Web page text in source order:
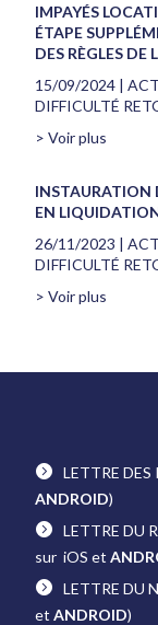
IMPAYÉS
ÉTAPE
DES RÈGLES
15/09/2024 |
DIFFICULTÉ
> Voir plus
INSTAURATION
EN
26/11/2023 |
DIFFICULTÉ
> Voir plus
LETTRE DES
ANDROID)
LETTRE DU
sur iOS et
LETTRE DU
etANDROID)